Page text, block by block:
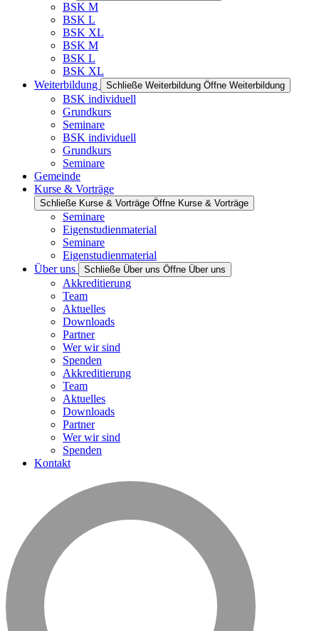
BSK M
BSK L
BSK XL
BSK M
BSK L
BSK XL
Weiterbildung
Schließe Weiterbildung Öffne Weiterbildung
BSK individuell
Grundkurs
Seminare
BSK individuell
Grundkurs
Seminare
Gemeinde
Kurse & Vorträge
Schließe Kurse & Vorträge Öffne Kurse & Vorträge
Seminare
Eigenstudienmaterial
Seminare
Eigenstudienmaterial
Über uns
Schließe Über uns Öffne Über uns
Akkreditierung
Team
Aktuelles
Downloads
Partner
Wer wir sind
Spenden
Akkreditierung
Team
Aktuelles
Downloads
Partner
Wer wir sind
Spenden
Kontakt